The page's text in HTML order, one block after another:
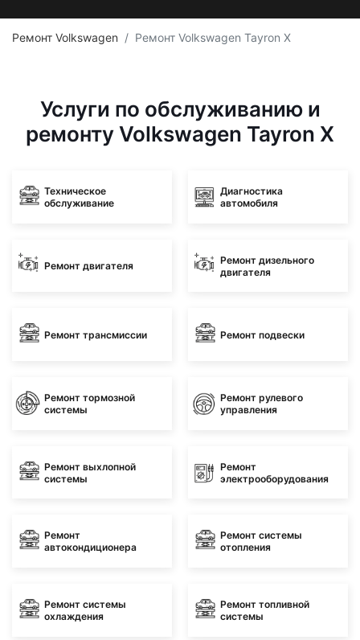
Ремонт Volkswagen Ремонт Volkswagen Tayron X
Услуги по обслуживанию и
ремонту Volkswagen Tayron X
Техническое
обслуживание
Диагностика
автомобиля
Ремонт двигателя
Ремонт дизельного
двигателя
Ремонт трансмиссии Ремонт подвески
Ремонт тормозной
системы
Ремонт рулевого
управления
Ремонт выхлопной
системы
Ремонт
электрооборудования
Ремонт
автокондиционера
Ремонт системы
отопления
Ремонт системы
охлаждения
Ремонт топливной
системы